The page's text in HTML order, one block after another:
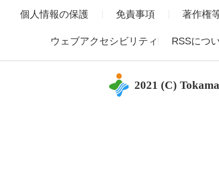
個人情報の保護 免責事項 著作権
ウェブアクセシビリティ RSSにつ
2021 (C)